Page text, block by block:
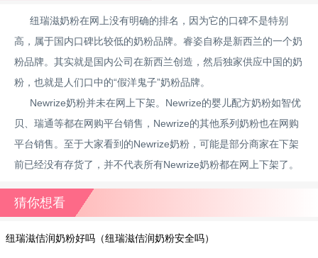
纽瑞滋奶粉在网上没有明确的排名，因为它的口碑不是特别
高，属于国内口碑比较低的奶粉品牌。睿姿自称是新西兰的一个奶
粉品牌。其实就是国内公司在新西兰创造，然后独家供应中国的奶
粉，也就是人们口中的“假洋鬼子”奶粉品牌。
Newrize奶粉并未在网上下架。Newrize的婴儿配方奶粉如智优
贝、瑞通等都在网购平台销售，Newrize的其他系列奶粉也在网购
平台销售。至于大家看到的Newrize奶粉，可能是部分商家在下架
前已经没有存货了，并不代表所有Newrize奶粉都在网上下架了。
猜你想看
纽瑞滋佶润奶粉好吗（纽瑞滋佶润奶粉安全吗）